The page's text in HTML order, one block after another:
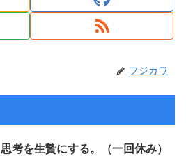
フジカワ
思考を生贄にする。（一回休み）